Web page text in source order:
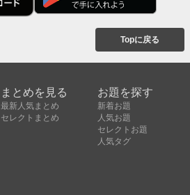
Topに戻る
まとめを見る
最新人気まとめ
セレクトまとめ
お題を探す
新着お題
人気お題
セレクトお題
人気タグ